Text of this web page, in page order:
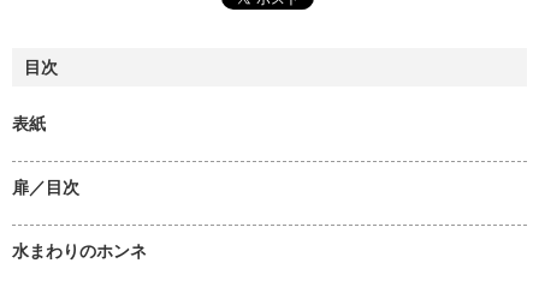
目次
表紙
扉／目次
水まわりのホンネ